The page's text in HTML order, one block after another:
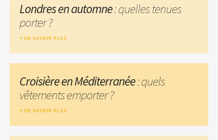
Londres en automne: quelles tenues
porter ?
EN SAVOIR PLUS
Croisière en Méditerranée: quels
vêtements emporter ?
EN SAVOIR PLUS